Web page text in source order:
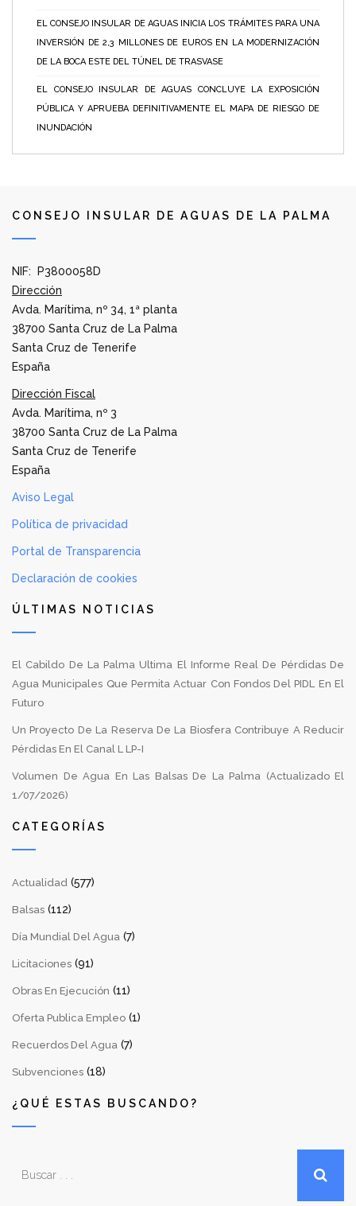
EL CONSEJO INSULAR DE AGUAS INICIA LOS TRÁMITES PARA UNA
INVERSIÓN DE 2,3 MILLONES DE EUROS EN LA MODERNIZACIÓN
DE LA BOCA ESTE DEL TÚNEL DE TRASVASE
EL CONSEJO INSULAR DE AGUAS CONCLUYE LA EXPOSICIÓN
PÚBLICA Y APRUEBA DEFINITIVAMENTE EL MAPA DE RIESGO DE
INUNDACIÓN
CONSEJO INSULAR DE AGUAS DE LA PALMA
NIF: P3800058D
Dirección
Avda. Marítima, nº 34, 1ª planta
38700 Santa Cruz de La Palma
Santa Cruz de Tenerife
España
Dirección Fiscal
Avda. Marítima, nº 3
38700 Santa Cruz de La Palma
Santa Cruz de Tenerife
España
Aviso Legal
Política de privacidad
Portal de Transparencia
Declaración de cookies
ÚLTIMAS NOTICIAS
El Cabildo De La Palma Ultima El Informe Real De Pérdidas De
Agua Municipales Que Permita Actuar Con Fondos Del PIDL En El
Futuro
Un Proyecto De La Reserva De La Biosfera Contribuye A Reducir
Pérdidas En El Canal L LP-I
Volumen De Agua En Las Balsas De La Palma (Actualizado El
1/07/2026)
CATEGORÍAS
Actualidad (577)
Balsas (112)
Día Mundial Del Agua (7)
Licitaciones (91)
Obras En Ejecución (11)
Oferta Publica Empleo (1)
Recuerdos Del Agua (7)
Subvenciones (18)
¿QUÉ ESTAS BUSCANDO?